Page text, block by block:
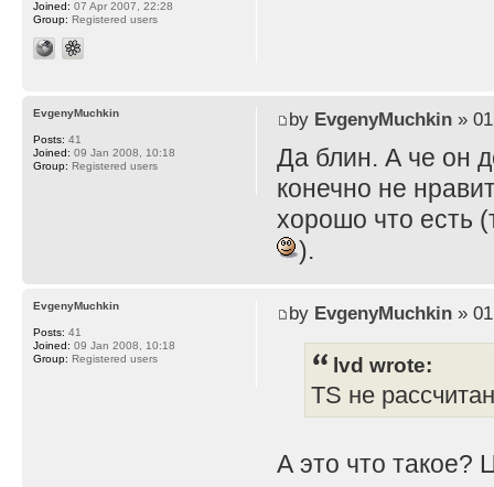
Joined: 07 Apr 2007, 22:28
Group: Registered users
by EvgenyMuchkin» 01
Да блин. А че он
конечно не
хорошо что есть
).
EvgenyMuchkin
Posts: 41
Joined: 09 Jan 2008, 10:18
Group: Registered users
by EvgenyMuchkin» 01
lvd wrote:
TS не
А это что такое?
EvgenyMuchkin
Posts: 41
Joined: 09 Jan 2008, 10:18
Group: Registered users